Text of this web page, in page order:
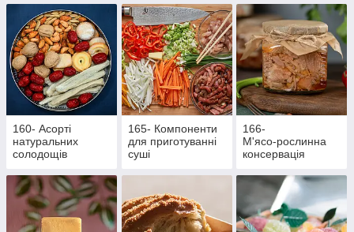
160- Асорті
натуральних
солодощів
165- Компоненти
для приготуванні
суші
166-
М'ясо‑рослинна
консервація